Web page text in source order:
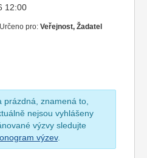
12:00
Určeno pro: Veřejnost, Žadatel
prázdná, znamená to,
nejsou vyhlášeny
výzvy sledujte
výzev.